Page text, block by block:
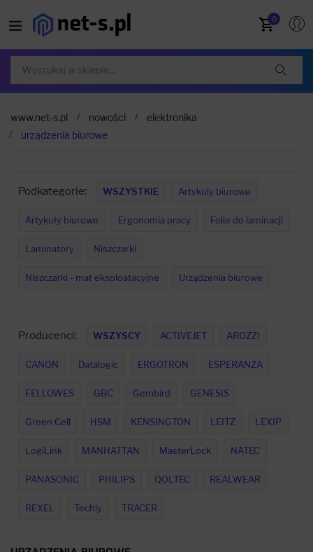
0
www.net-s.pl nowości
elektronika
urządzenia biurowe
Podkategorie: WSZYSTKIE Artykuly biurowe
Artykuły biurowe Ergonomia pracy Folie do laminacji
Laminatory Niszczarki
Niszczarki - mat eksploatacyjne Urządzenia biurowe
Producenci: WSZYSCY ACTIVEJET AROZZI
CANON Datalogic ERGOTRON ESPERANZA
FELLOWES GBC Gembird GENESIS
Green Cell HSM KENSINGTON LEITZ LEXIP
LogiLink MANHATTAN MasterLock NATEC
PANASONIC PHILIPS QOLTEC REALWEAR
REXEL Techly TRACER